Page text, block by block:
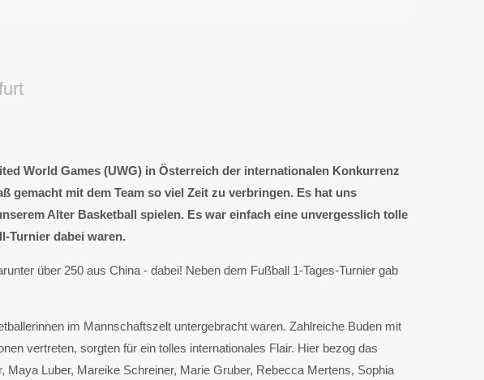
World Games (UWG) in Österreich der internationalen Konkurrenz
gemacht mit dem Team so viel Zeit zu verbringen. Es hat uns
Alter Basketball spielen. Es war einfach eine unvergesslich tolle
Turnier dabei waren.
über 250 aus China - dabei! Neben dem Fußball 1-Tages-Turnier gab
im Mannschaftszelt untergebracht waren. Zahlreiche Buden mit
vertreten, sorgten für ein tolles internationales Flair. Hier bezog das
Luber, Mareike Schreiner, Marie Gruber, Rebecca Mertens, Sophia